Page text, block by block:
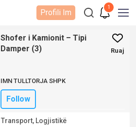
1
Profili Im
Shofer i Kamionit – Tipi
Damper (3)
Ruaj
IMN TULLTORJA SHPK
Follow
Transport, Logjistikë